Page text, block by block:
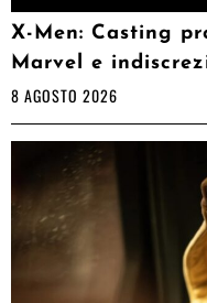
X-Men: Casting
Marvel e
8 AGOSTO 2026